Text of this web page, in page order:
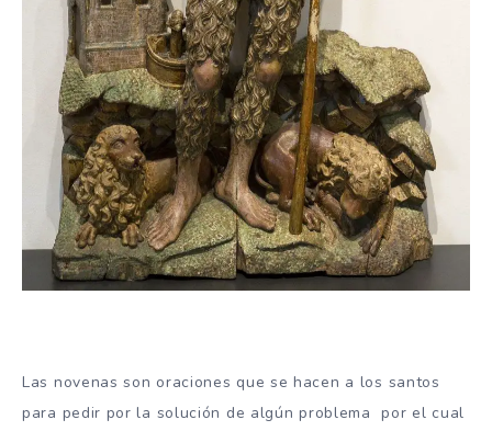
Las novenas son oraciones que se hacen a los santos
para pedir por la solución de algún problema por el cual